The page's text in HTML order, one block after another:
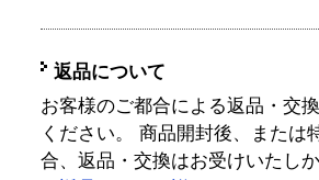
返品について
お客様のご都合による返品・交
ください。 商品開封後、または
合、返品・交換はお受けいたし